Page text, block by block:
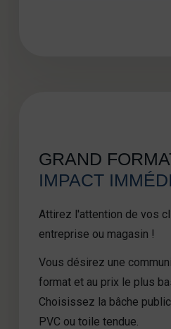
GRAND
IMPACT
Attirez l'attention de vos
entreprise ou magasin !
Vous désirez une
format et au prix le plus
Choisissez la bâche
PVC ou toile tendue.